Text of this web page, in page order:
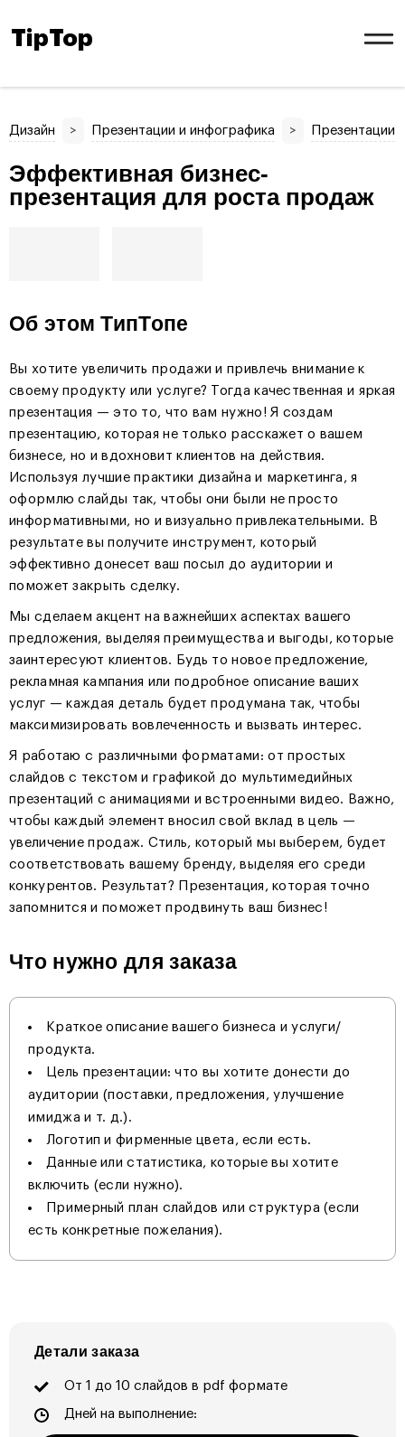
TipTop
Дизайн > Презентации и инфографика > Презентации
Эффективная бизнес-
презентация для роста продаж
Об этом ТипТопе
Вы хотите увеличить продажи и привлечь внимание к
своему продукту или услуге? Тогда качественная и яркая
презентация — это то, что вам нужно! Я создам
презентацию, которая не только расскажет о вашем
бизнесе, но и вдохновит клиентов на действия.
Используя лучшие практики дизайна и маркетинга, я
оформлю слайды так, чтобы они были не просто
информативными, но и визуально привлекательными. В
результате вы получите инструмент, который
эффективно донесет ваш посыл до аудитории и
поможет закрыть сделку.
Мы сделаем акцент на важнейших аспектах вашего
предложения, выделяя преимущества и выгоды, которые
заинтересуют клиентов. Будь то новое предложение,
рекламная кампания или подробное описание ваших
услуг — каждая деталь будет продумана так, чтобы
максимизировать вовлеченность и вызвать интерес.
Я работаю с различными форматами: от простых
слайдов с текстом и графикой до мультимедийных
презентаций с анимациями и встроенными видео. Важно,
чтобы каждый элемент вносил свой вклад в цель —
увеличение продаж. Стиль, который мы выберем, будет
соответствовать вашему бренду, выделяя его среди
конкурентов. Результат? Презентация, которая точно
запомнится и поможет продвинуть ваш бизнес!
Что нужно для заказа
Краткое описание вашего бизнеса и услуги/
продукта.
Цель презентации: что вы хотите донести до
аудитории (поставки, предложения, улучшение
имиджа и т. д.).
Логотип и фирменные цвета, если есть.
Данные или статистика, которые вы хотите
включить (если нужно).
Примерный план слайдов или структура (если
есть конкретные пожелания).
Детали заказа
От 1 до 10 слайдов в pdf формате
Дней на выполнение: